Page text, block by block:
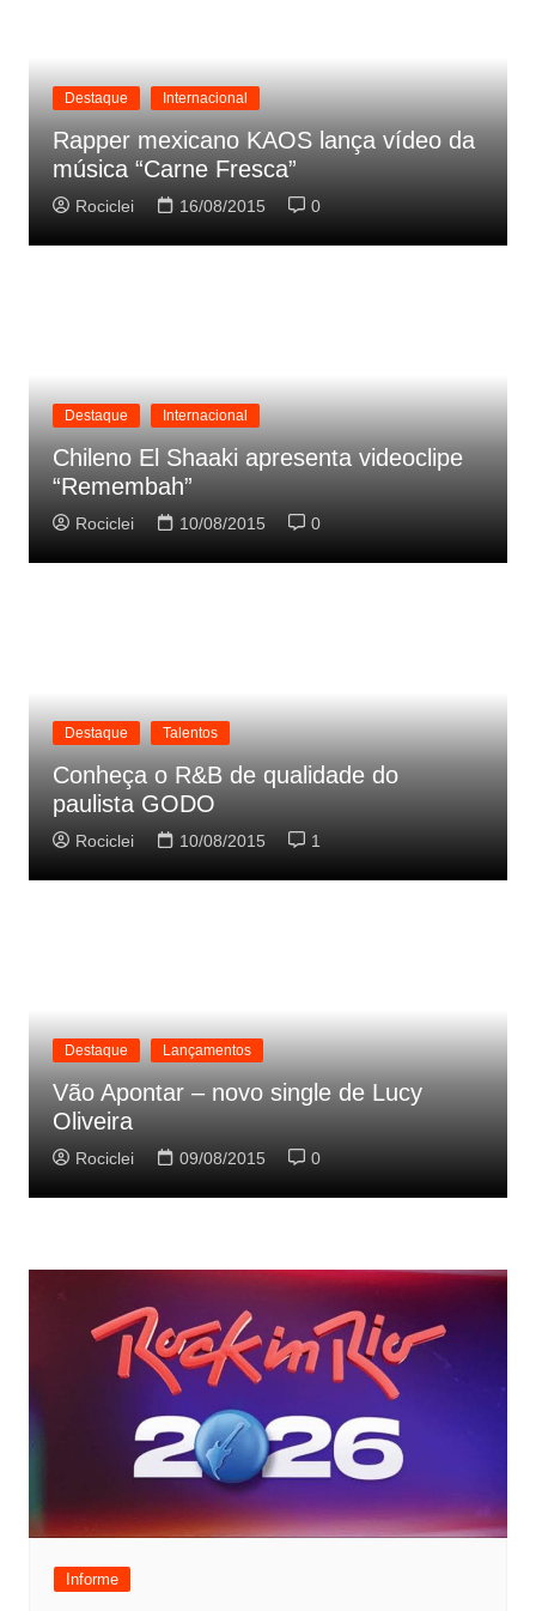
Destaque Internacional
Rapper mexicano KAOS lança vídeo da
música “Carne Fresca”
Rociclei 16/08/2015 0
Destaque Internacional
Chileno El Shaaki apresenta videoclipe
“Remembah”
Rociclei 10/08/2015 0
Destaque Talentos
Conheça o R&B de qualidade do
paulista GODO
Rociclei 10/08/2015 1
Destaque Lançamentos
Vão Apontar – novo single de Lucy
Oliveira
Rociclei 09/08/2015 0
Informe